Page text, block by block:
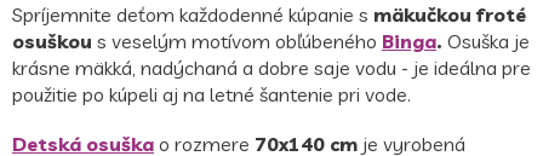
Spríjemnite deťom každodenné kúpanie s mäkučkou froté
osuškou s veselým motívom obľúbeného Binga. Osuška je
krásne mäkká, nadýchaná a dobre saje vodu - je ideálna pre
použitie po kúpeli aj na letné šantenie pri vode.
Detská osuška o rozmere 70x140 cm je vyrobená